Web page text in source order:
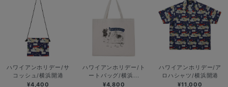
ハワイアンホリデー/サ
コッシュ/横浜開港
¥4,400
ハワイアンホリデー/ト
ートバッグ/横浜...
¥4,800
ハワイアンホリデー/ア
ロハシャツ/横浜開港
¥11,000